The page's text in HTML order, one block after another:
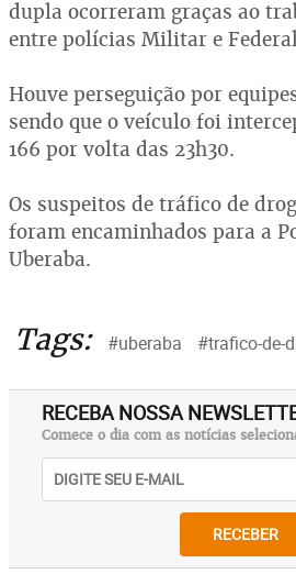
dupla ocorreram graças ao
entre polícias Militar e
Houve perseguição por
sendo que o veículo foi
166 por volta das 23h30.
Os suspeitos de tráfico de
foram encaminhados para a
Uberaba.
Tags: #uberaba #trafico-de-
RECEBA NOSSA
Comece o dia com as notícias
RECEBER